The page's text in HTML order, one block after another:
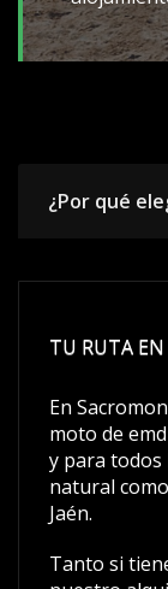
¿Por qué
TU RUTA
En
moto de
y para
natural
Jaén.
Tanto si